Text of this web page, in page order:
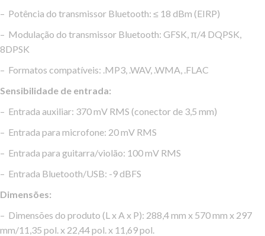
– Potência do transmissor Bluetooth: ≤ 18 dBm (EIRP)
– Modulação do transmissor Bluetooth: GFSK, π/4 DQPSK,
8DPSK
– Formatos compatíveis: .MP3, .WAV, .WMA, .FLAC
Sensibilidade de entrada:
– Entrada auxiliar: 370 mV RMS (conector de 3,5 mm)
– Entrada para microfone: 20 mV RMS
– Entrada para guitarra/violão: 100 mV RMS
– Entrada Bluetooth/USB: -9 dBFS
Dimensões:
– Dimensões do produto (L x A x P): 288,4 mm x 570 mm x 297
mm/11,35 pol. x 22,44 pol. x 11,69 pol.